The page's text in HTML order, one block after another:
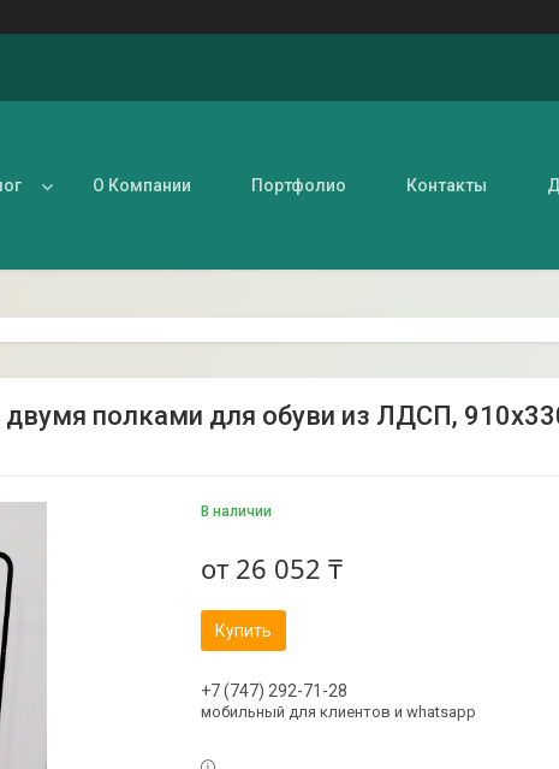
О Компании Портфолио Контакты
полками для обуви из ЛДСП,
В наличии
от 26 052 ₸
Купить
+7 (747) 292-71-28
мобильный для клиентов и whatsapp